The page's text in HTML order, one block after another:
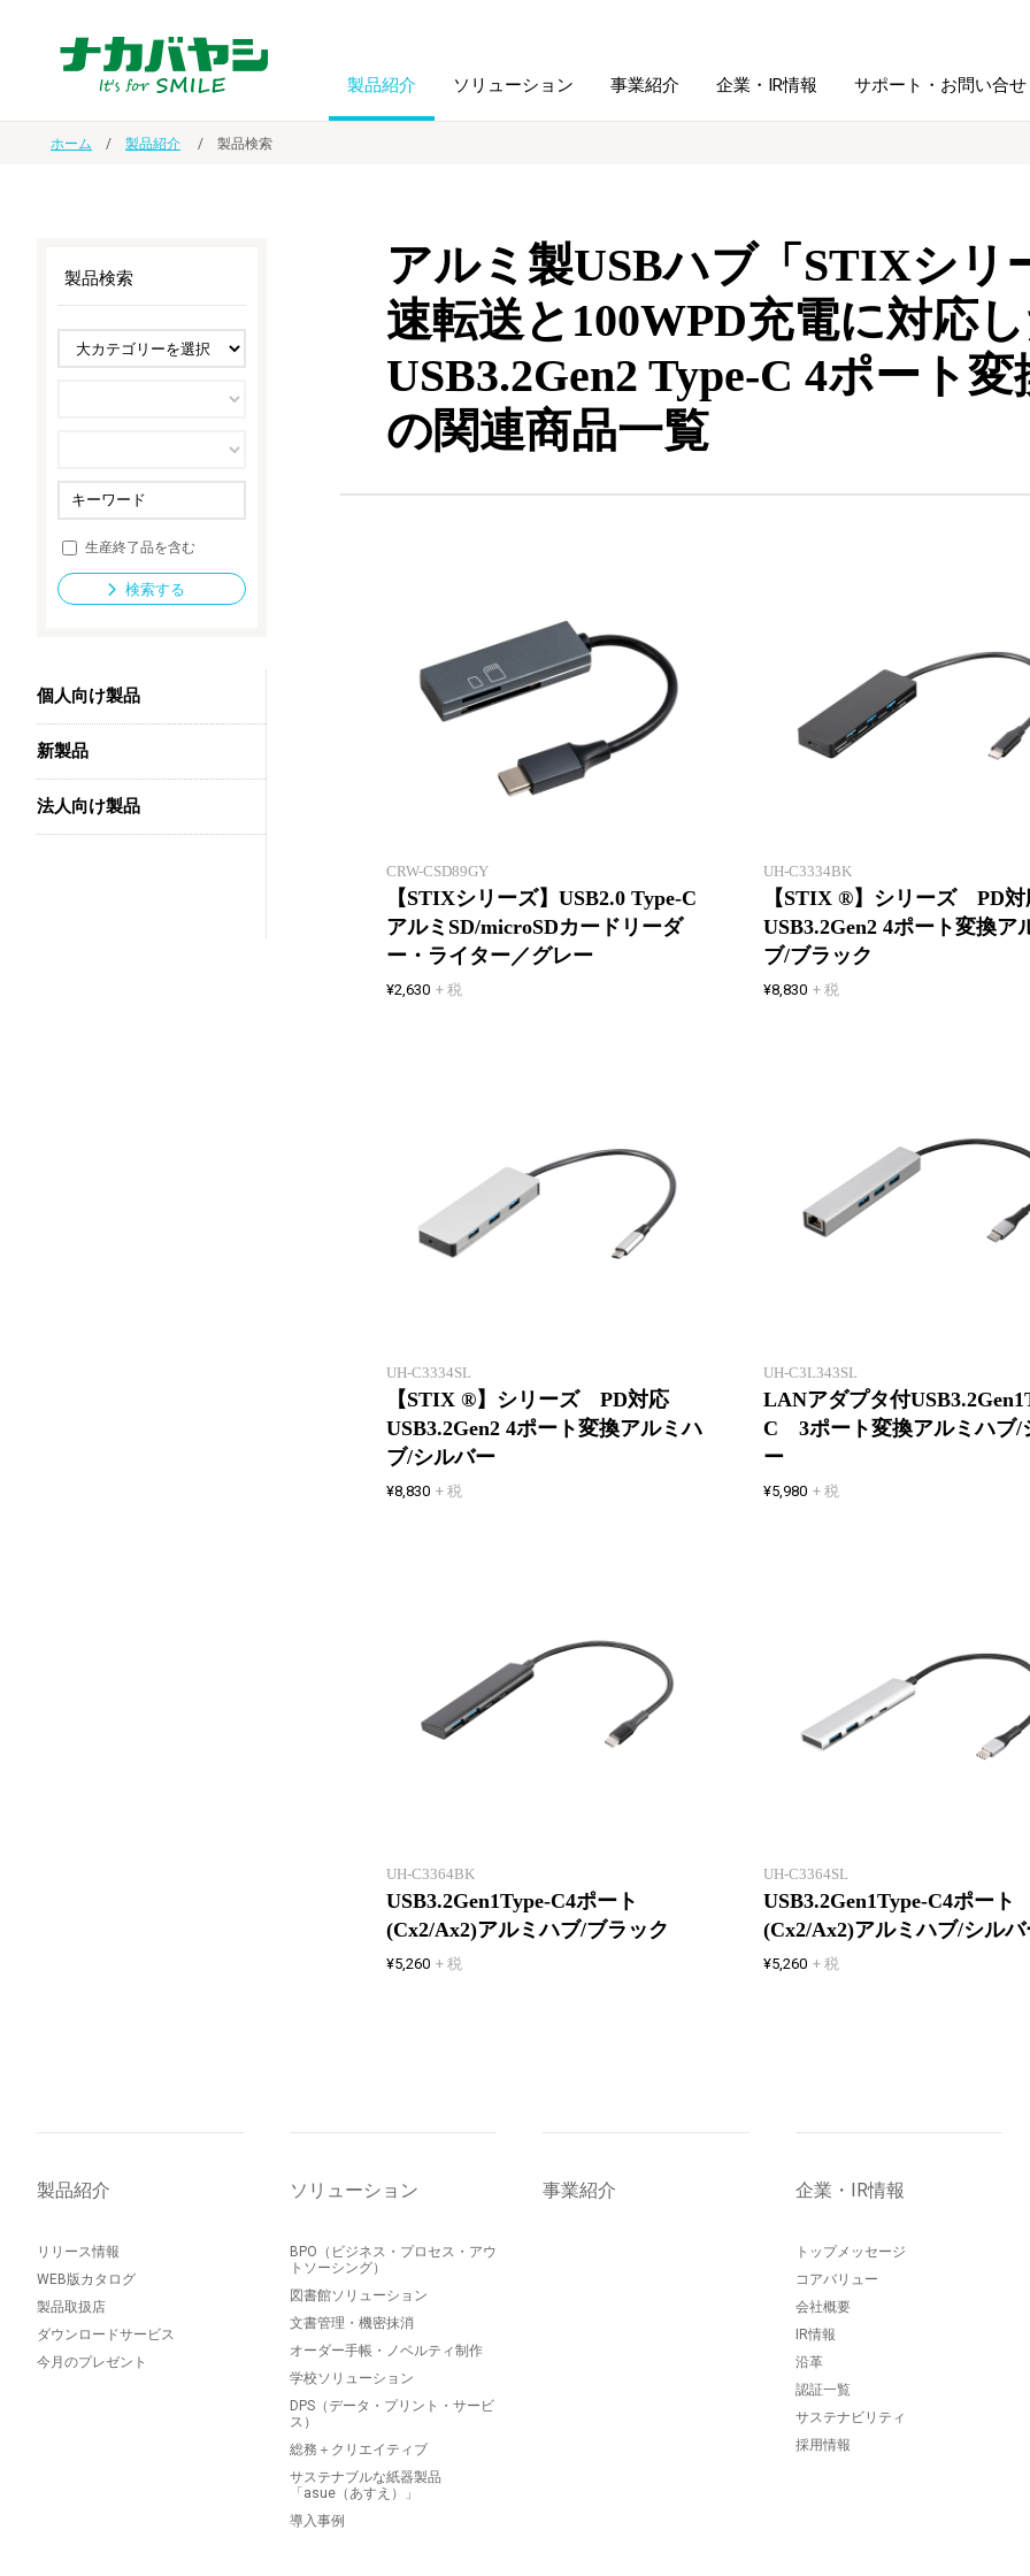
製品紹介
ノート・紙製品
ファイル・
ホルダー用品
スマートフォン・
ゲーム関連 デジタルカメラ関連
法人向け製品
ソリューション
オーダー手帳・ノベルティ制作 学校ソリューション
ドキュメントスキャニングサービス 総務＋クリエイティブ
事業紹介 企業・IR情報
IR情報 沿革
サステナビリティ 採用情報
サポート・お問い合せ
ホーム 製品紹介 製品検索
アルミ製USBハブ「STIXシリ
速転送と100WPD充電に対応
USB3.2Gen2 Type-C 4ポート
の関連商品一覧
CRW-CSD89GY
【STIXシリーズ】USB2.0 Type-C
アルミSD/microSDカードリーダ
ー・ライター／グレー
¥2,630 + 税
UH-C3334BK
【STIX ®】シリーズ PD対
USB3.2Gen2 4ポート変換ア
ブ/ブラック
¥8,830 + 税
UH-C3334SL
【STIX ®】シリーズ PD対応
USB3.2Gen2 4ポート変換アルミハ
ブ/シルバー
¥8,830 + 税
UH-C3L343SL
LANアダプタ付
C 3ポート変換アルミハブ/
ー
¥5,980 + 税
UH-C3364BK
USB3.2Gen1Type-C4ポート
(Cx2/Ax2)アルミハブ/ブラック
¥5,260 + 税
UH-C3364SL
USB3.2Gen1Type-C4ポート
(Cx2/Ax2)アルミハブ/シルバ
¥5,260 + 税
製品検索
生産終了品を含む
検索する
個人向け製品
新製品
法人向け製品
製品紹介
リリース情報
WEB版カタログ
製品取扱店
ダウンロードサービス
今月のプレゼント
ソリューション
BPO（ビジネス・プロセス・アウ
トソーシング）
図書館ソリューション
文書管理・機密抹消
オーダー手帳・ノベルティ制作
学校ソリューション
DPS（データ・プリント・サービ
ス）
総務＋クリエイティブ
サステナブルな紙器製品
「asue（あすえ）」
導入事例
事業紹介 企業・IR情報
トップメッセージ
コアバリュー
会社概要
IR情報
沿革
認証一覧
サステナビリティ
採用情報